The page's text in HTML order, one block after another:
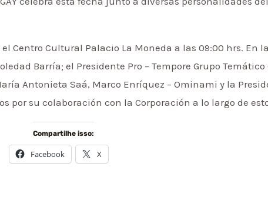
Centro Cultural Palacio La Moneda a las 09:00 hrs. En
Barría; el Presidente Pro – Tempore Grupo Temático
Antonieta Saá, Marco Enríquez – Ominami y la
por su colaboración con la Corporación a lo largo de
Compartilhe isso:
Facebook X